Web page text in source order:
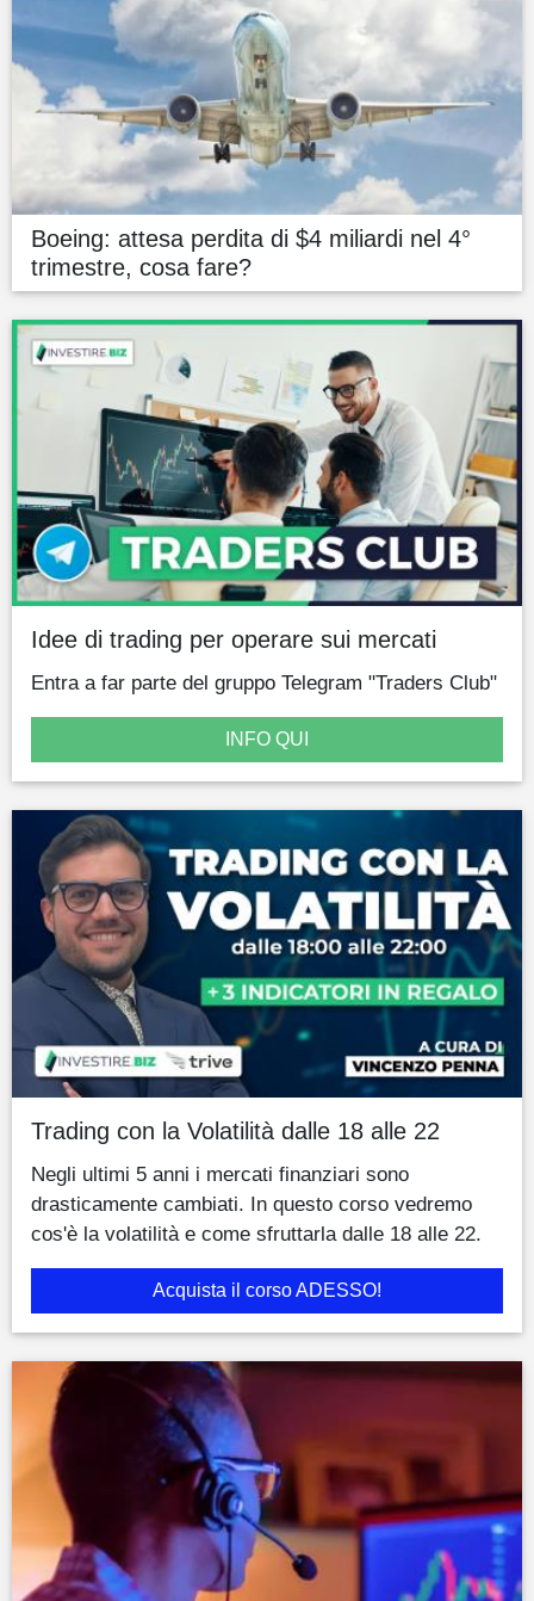
Boeing: attesa perdita di $4 miliardi nel 4°
trimestre, cosa fare?
Idee di trading per operare sui mercati
Entra a far parte del gruppo Telegram "Traders Club"
INFO QUI
Trading con la Volatilità dalle 18 alle 22
Negli ultimi 5 anni i mercati finanziari sono
drasticamente cambiati. In questo corso vedremo
cos'è la volatilità e come sfruttarla dalle 18 alle 22.
Acquista il corso ADESSO!